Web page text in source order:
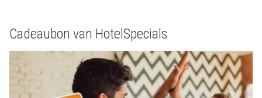
Cadeaubon van HotelSpecials